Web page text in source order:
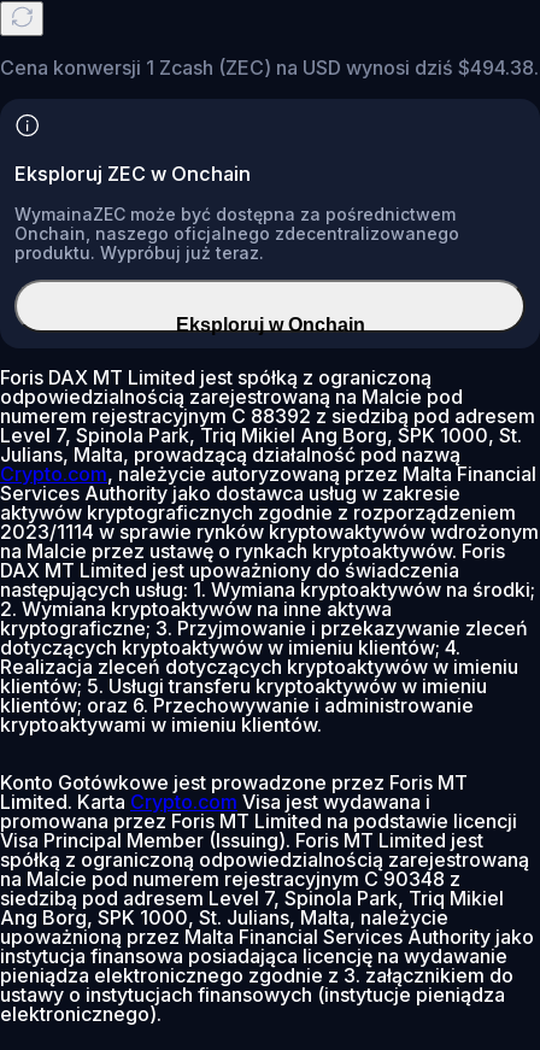
Cena konwersji 1 Zcash (ZEC) na USD wynosi dziś $494.38.
Eksploruj ZEC w Onchain
WymainaZEC może być dostępna za pośrednictwem
Onchain, naszego oficjalnego zdecentralizowanego
produktu. Wypróbuj już teraz.
Eksploruj w Onchain
Foris DAX MT Limited jest spółką z ograniczoną
odpowiedzialnością zarejestrowaną na Malcie pod
numerem rejestracyjnym C 88392 z siedzibą pod adresem
Level 7, Spinola Park, Triq Mikiel Ang Borg, SPK 1000, St.
Julians, Malta, prowadzącą działalność pod nazwą
Crypto.com, należycie autoryzowaną przez Malta Financial
Services Authority jako dostawca usług w zakresie
aktywów kryptograficznych zgodnie z rozporządzeniem
2023/1114 w sprawie rynków kryptowaktywów wdrożonym
na Malcie przez ustawę o rynkach kryptoaktywów. Foris
DAX MT Limited jest upoważniony do świadczenia
następujących usług: 1. Wymiana kryptoaktywów na środki;
2. Wymiana kryptoaktywów na inne aktywa
kryptograficzne; 3. Przyjmowanie i przekazywanie zleceń
dotyczących kryptoaktywów w imieniu klientów; 4.
Realizacja zleceń dotyczących kryptoaktywów w imieniu
klientów; 5. Usługi transferu kryptoaktywów w imieniu
klientów; oraz 6. Przechowywanie i administrowanie
kryptoaktywami w imieniu klientów.
Konto Gotówkowe jest prowadzone przez Foris MT
Limited. Karta Crypto.com Visa jest wydawana i
promowana przez Foris MT Limited na podstawie licencji
Visa Principal Member (Issuing). Foris MT Limited jest
spółką z ograniczoną odpowiedzialnością zarejestrowaną
na Malcie pod numerem rejestracyjnym C 90348 z
siedzibą pod adresem Level 7, Spinola Park, Triq Mikiel
Ang Borg, SPK 1000, St. Julians, Malta, należycie
upoważnioną przez Malta Financial Services Authority jako
instytucja finansowa posiadająca licencję na wydawanie
pieniądza elektronicznego zgodnie z 3. załącznikiem do
ustawy o instytucjach finansowych (instytucje pieniądza
elektronicznego).